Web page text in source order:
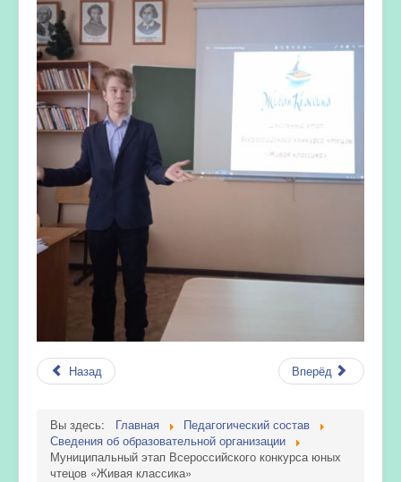
Назад Вперёд
Вы здесь: Главная
Педагогический состав
Сведения об образовательной организации
Муниципальный этап Всероссийского конкурса юных
чтецов «Живая классика»